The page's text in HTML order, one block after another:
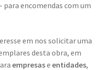
para encomendas com um
em nos solicitar uma
desta obra, em
empresase entidades,